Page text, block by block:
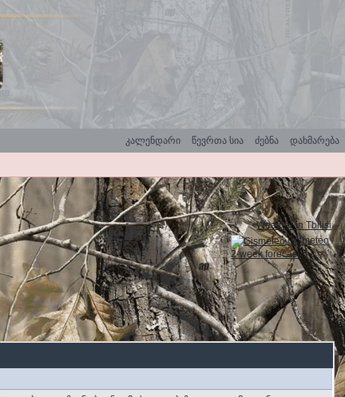
დახმარება
ძებნა
წევრთა სია
კალენდარი
Weather in Tbilisi
Gismeteo
2-week forecast